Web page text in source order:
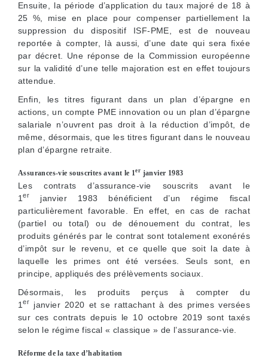
Ensuite, la période d’application du taux majoré de 18 à
25 %, mise en place pour compenser partiellement la
suppression du dispositif ISF-PME, est de nouveau
reportée à compter, là aussi, d’une date qui sera fixée
par décret. Une réponse de la Commission européenne
sur la validité d’une telle majoration est en effet toujours
attendue.
Enfin, les titres figurant dans un plan d’épargne en
actions, un compte PME innovation ou un plan d’épargne
salariale n’ouvrent pas droit à la réduction d’impôt, de
même, désormais, que les titres figurant dans le nouveau
plan d’épargne retraite.
Assurances-vie souscrites avant le 1er janvier 1983
Les contrats d’assurance-vie souscrits avant le
1er
janvier 1983 bénéficient d’un régime fiscal
particulièrement favorable. En effet, en cas de rachat
(partiel ou total) ou de dénouement du contrat, les
produits générés par le contrat sont totalement exonérés
d’impôt sur le revenu, et ce quelle que soit la date à
laquelle les primes ont été versées. Seuls sont, en
principe, appliqués des prélèvements sociaux.
Désormais, les produits perçus à compter du
1er
janvier 2020 et se rattachant à des primes versées
sur ces contrats depuis le 10 octobre 2019 sont taxés
selon le régime fiscal « classique » de l’assurance-vie.
Réforme de la taxe d’habitation